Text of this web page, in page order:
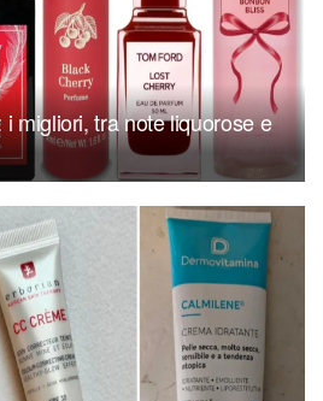
migliori, tra note liquorose e